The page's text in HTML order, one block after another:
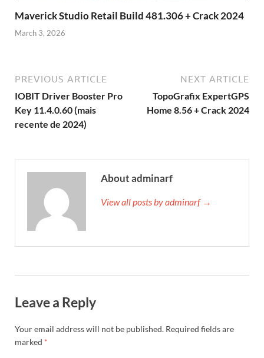
Maverick Studio Retail Build 481.306 + Crack 2024
March 3, 2026
PREVIOUS ARTICLE
IOBIT Driver Booster Pro
Key 11.4.0.60 (mais
recente de 2024)
NEXT ARTICLE
TopoGrafix ExpertGPS
Home 8.56 + Crack 2024
About adminarf
View all posts by adminarf →
Leave a Reply
Your email address will not be published. Required fields are
marked *